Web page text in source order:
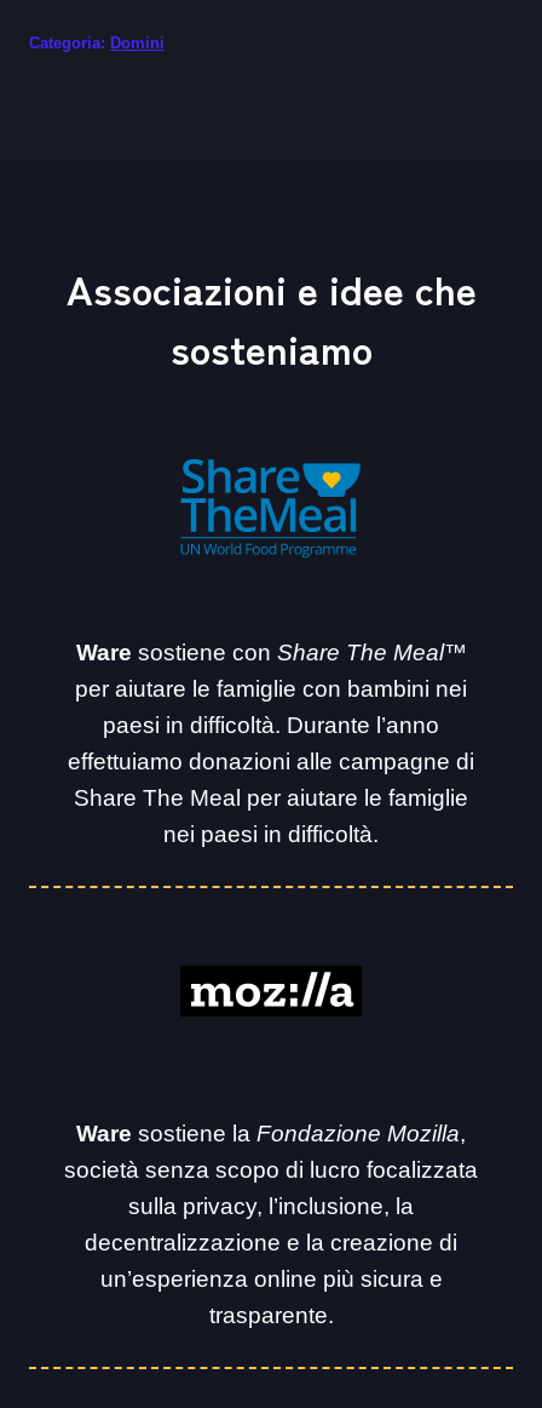
Categoria: Domini
Associazioni e idee che
sosteniamo
Ware sostiene con Share The Meal™
per aiutare le famiglie con bambini nei
paesi in difficoltà. Durante l’anno
effettuiamo donazioni alle campagne di
Share The Meal per aiutare le famiglie
nei paesi in difficoltà.
Ware sostiene la Fondazione Mozilla,
società senza scopo di lucro focalizzata
sulla privacy, l’inclusione, la
decentralizzazione e la creazione di
un’esperienza online più sicura e
trasparente.